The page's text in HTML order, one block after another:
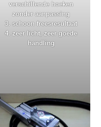
verschillende hoeken
zonder aanpassing
3. schoon freesresultaat
4. zeer licht, zeer goede
handling